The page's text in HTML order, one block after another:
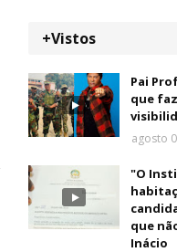
+Vistos
Pai
que
agosto
"O
que
Inácio